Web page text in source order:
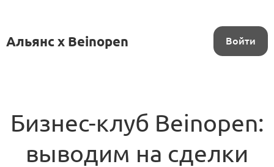
Альянс x Beinopen Войти
Бизнес-клуб Beinopen:
выводим на сделки